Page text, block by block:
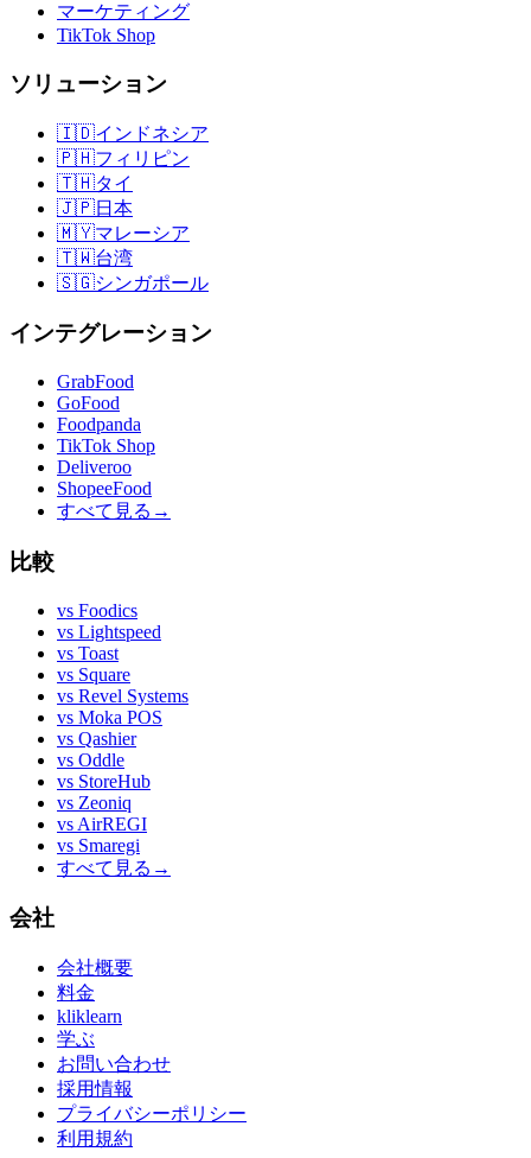
マーケティング
TikTok Shop
ソリューション
🇮🇩インドネシア
🇵🇭フィリピン
🇹🇭タイ
🇯🇵日本
🇲🇾マレーシア
🇹🇼台湾
🇸🇬シンガポール
インテグレーション
GrabFood
GoFood
Foodpanda
TikTok Shop
Deliveroo
ShopeeFood
すべて見る →
比較
vs Foodics
vs Lightspeed
vs Toast
vs Square
vs Revel Systems
vs Moka POS
vs Qashier
vs Oddle
vs StoreHub
vs Zeoniq
vs AirREGI
vs Smaregi
すべて見る →
会社
会社概要
料金
kliklearn
学ぶ
お問い合わせ
採用情報
プライバシーポリシー
利用規約